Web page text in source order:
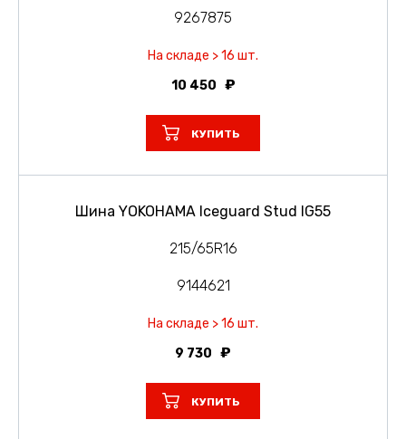
9267875
На складе > 16 шт.
10 450
КУПИТЬ
Шина YOKOHAMA Iceguard Stud IG55
215/65R16
9144621
На складе > 16 шт.
9 730
КУПИТЬ